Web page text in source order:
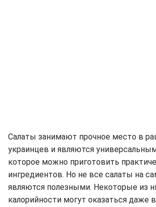
Салаты занимают прочное место в
украинцев и являются
которое можно приготовить
ингредиентов. Но не все салаты на
являются полезными. Некоторые из
калорийности могут оказаться даже